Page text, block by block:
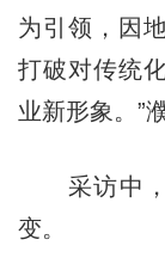
为引领，因
打破对传统
业新形象。”
采访中，
变。